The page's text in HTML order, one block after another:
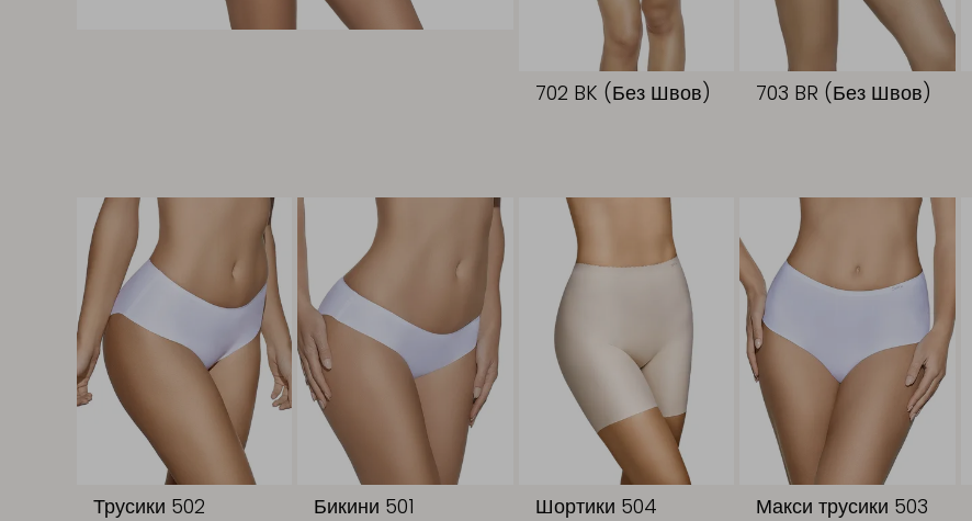
702 BK (Без Швов) 703 BR (Без Швов)
Трусики 502 Бикини 501 Шортики 504 Макси трусики 503